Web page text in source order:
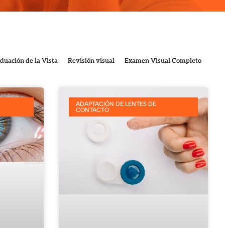
de la Vista Revisión visual Examen Visual Completo
ADAPTACIÓN DE LENTES DE
CONTACTO